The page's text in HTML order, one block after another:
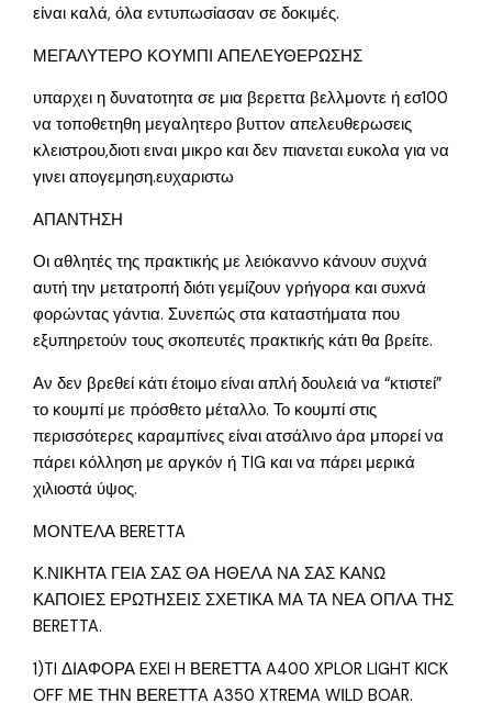
είναι καλά, όλα εντυπωσίασαν σε δοκιμές.
ΜΕΓΑΛΥΤΕΡΟ ΚΟΥΜΠΙ ΑΠΕΛΕΥΘΕΡΩΣΗΣ
υπαρχει η δυνατοτητα σε μια βερεττα βελλμοντε ή εσ100
να τοποθετηθη μεγαλητερο βυττον απελευθερωσεις
κλειστρου,διοτι ειναι μικρο και δεν πιανεται ευκολα για να
γινει απογεμηση.ευχαριστω
ΑΠΑΝΤΗΣΗ
Οι αθλητές της πρακτικής με λειόκαννο κάνουν συχνά
αυτή την μετατροπή διότι γεμίζουν γρήγορα και συxνά
φορώντας γάντια. Συνεπώς στα καταστήματα που
εξυπηρετούν τους σκοπευτές πρακτικής κάτι θα βρείτε.
Αν δεν βρεθεί κάτι έτοιμο είναι απλή δουλειά να “κτιστεί”
το κουμπί με πρόσθετο μέταλλο. Το κουμπί στις
περισσότερες καραμπίνες είναι ατσάλινο άρα μπορεί να
πάρει κόλληση με αργκόν ή TIG και να πάρει μερικά
χιλιοστά ύψος.
ΜΟΝΤΕΛΑ BERETTA
Κ.ΝΙΚΗΤΑ ΓΕΙΑ ΣΑΣ ΘΑ ΗΘΕΛΑ ΝΑ ΣΑΣ ΚΑΝΩ
ΚΑΠΟΙΕΣ ΕΡΩΤΗΣΕΙΣ ΣΧΕΤΙΚΑ ΜΑ ΤΑ ΝΕΑ ΟΠΛΑ ΤΗΣ
BERETTA.
1)TI ΔΙΑΦΟΡΑ EXEI H ΒΕRΕΤΤΑ A400 XPLOR LIGHT KICK
OFF ΜΕ ΤΗΝ ΒΕRΕΤΤA A350 XTREMA WΙLD BOAR.